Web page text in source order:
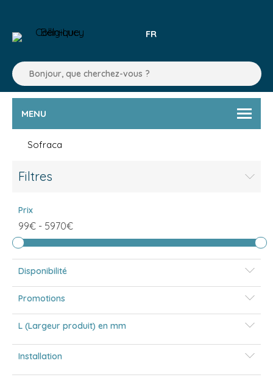
FR
MENU
Sofraca
Filtres
Prix
99€ - 5970€
Disponibilité
Promotions
L (Largeur produit) en mm
Installation